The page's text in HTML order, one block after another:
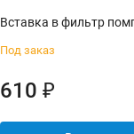
Вставка в фильтр
Под заказ
610₽